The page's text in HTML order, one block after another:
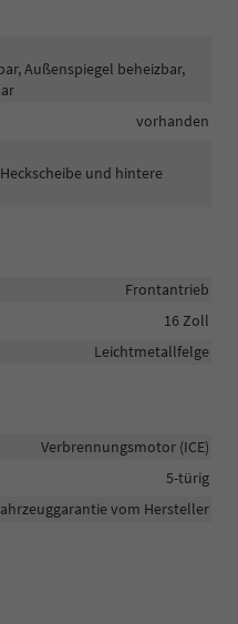
Außenspiegel beheizbar,
vorhanden
und hintere
Frontantrieb
16 Zoll
Leichtmetallfelge
Verbrennungsmotor (ICE)
5-türig
vom Hersteller